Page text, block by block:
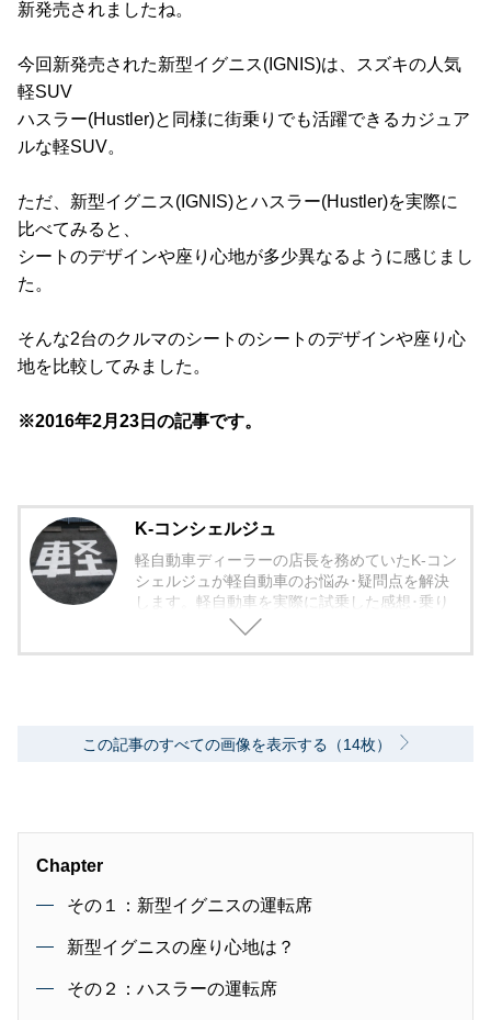
新発売されましたね。
今回新発売された新型イグニス(IGNIS)は、スズキの人気
軽SUV
ハスラー(Hustler)と同様に街乗りでも活躍できるカジュア
ルな軽SUV。
ただ、新型イグニス(IGNIS)とハスラー(Hustler)を実際に
比べてみると、
シートのデザインや座り心地が多少異なるように感じまし
た。
そんな2台のクルマのシートのシートのデザインや座り心
地を比較してみました。
※2016年2月23日の記事です。
K-コンシェルジュ
軽自動車ディーラーの店長を務めていたK-コン
シェルジュが軽自動車のお悩み･疑問点を解決
します。軽自動車を実際に試乗した感想･乗り
心地から欠点まで包み隠さず紹介していきま
この記事のすべての画像を表示する（14枚）
Chapter
その１：新型イグニスの運転席
新型イグニスの座り心地は？
その２：ハスラーの運転席